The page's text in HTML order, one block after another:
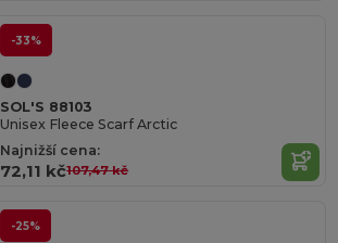
-33%
SOL'S 88103
Unisex Fleece Scarf Arctic
Najnižší cena:
72,11 kč107,47 kč
-25%